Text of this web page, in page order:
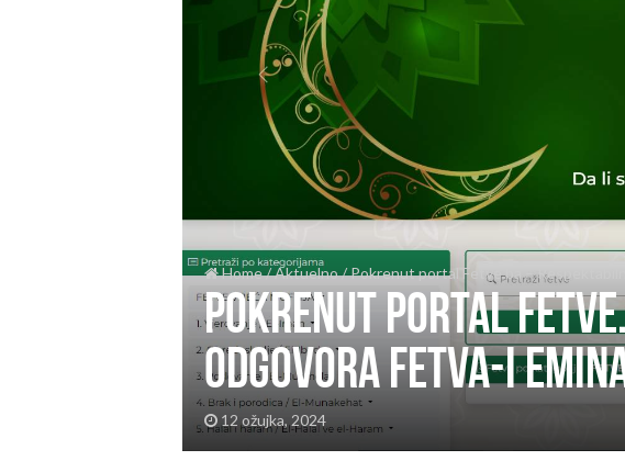
Home/Aktuelno/Pokrenut portal Fetve.ba –
Pokrenut portal
odgovora fetva-i
12 ožujka, 2024